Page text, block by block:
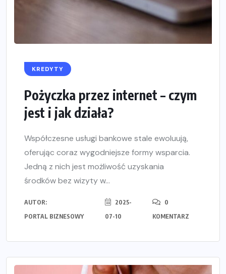
KREDYTY
Pożyczka przez internet – czym
jest i jak działa?
Współczesne usługi bankowe stale ewoluują,
oferując coraz wygodniejsze formy wsparcia.
Jedną z nich jest możliwość uzyskania
środków bez wizyty w...
AUTOR:
PORTAL BIZNESOWY
2025-
07-10
0
KOMENTARZ